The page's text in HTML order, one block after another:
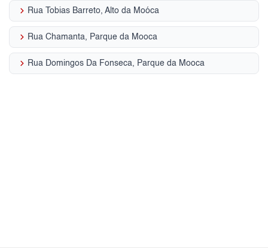
keyboard_arrow_right Rua Tobias Barreto, Alto da Moóca
keyboard_arrow_right Rua Chamanta, Parque da Mooca
keyboard_arrow_right Rua Domingos Da Fonseca, Parque da Mooca